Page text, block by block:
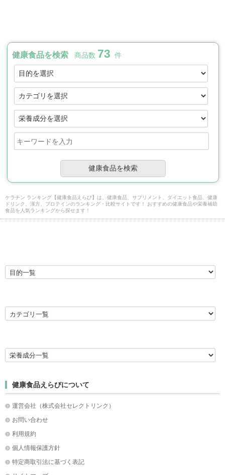
健康食品を検索 商品数 73 件
ケラチン ランキング【健康食品えらび】は、健康食品、サプリメント、ダイエット食品、健康
ドリンク、漢方、プロテインのランキング・比較サイトです！ おすすめの健康食品や栄養補助
食品を人気ランキングから探せます！
健康食品えらびについて
運営会社（株式会社セレクトリンク）
お問い合わせ
利用規約
個人情報保護方針
特定商取引法に基づく表記